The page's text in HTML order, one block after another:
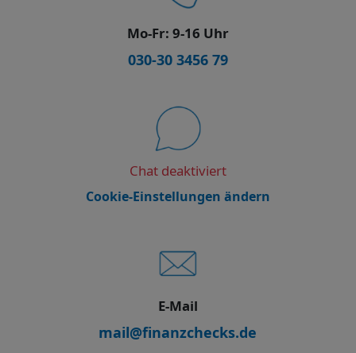
Mo-Fr: 9-16 Uhr
030-30 3456 79
Chat deaktiviert
Cookie-Einstellungen ändern
E-Mail
mail@finanzchecks.de